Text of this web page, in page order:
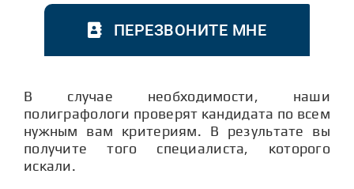
ПЕРЕЗВОНИТЕ МНЕ
В случае необходимости, наши
полиграфологи проверят кандидата по всем
нужным вам критериям. В результате вы
получите того специалиста, которого
искали.